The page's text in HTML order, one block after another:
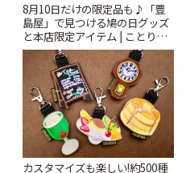
8月10日だけの限定品も♪「豊
島屋」で見つける鳩の日グッズ
と本店限定アイテム | ことりっ
ぷ
カスタマイズも楽しい!約500種